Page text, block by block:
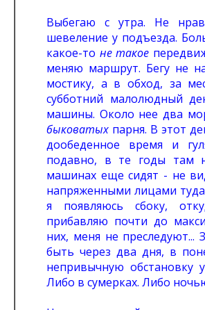
Выбегаю с утра. Не
шевеление у подъезда.
какое-то не такое
меняю маршрут. Бегу не
мостику, а в обход, за
субботний малолюдный
машины. Около нее два
быковатых парня. В этот
дообеденное время и
подавно, в те годы там
машинах еще сидят - не
напряженными лицами
я появляюсь сбоку,
прибавляю почти до
них, меня не
быть через два дня, в
непривычную обстановку
Либо в сумерках. Либо